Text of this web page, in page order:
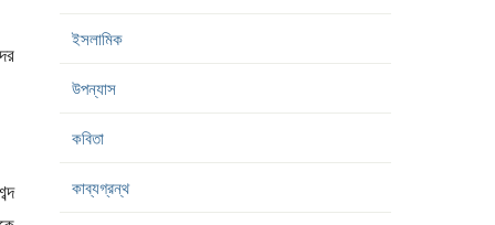
ইসলামিক
উপন্যাস
কবিতা
কাব্যগ্রন্থ